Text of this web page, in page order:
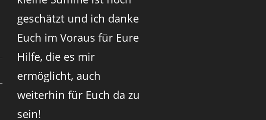
geschätzt und ich danke
Euch im Voraus für Eure
Hilfe, die es mir
ermöglicht, auch
weiterhin für Euch da zu
sein!